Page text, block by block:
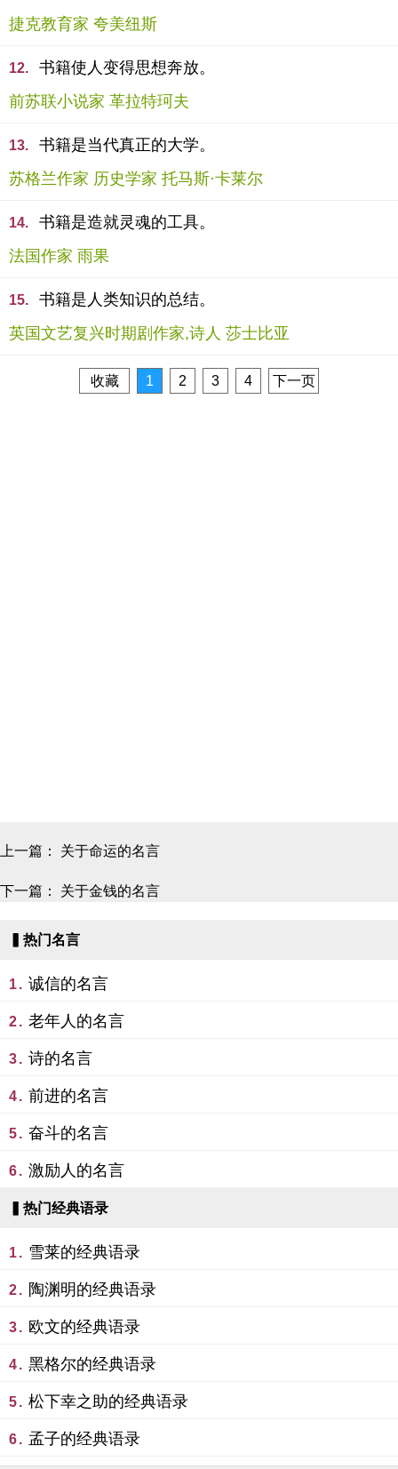
捷克教育家 夸美纽斯
12.
书籍使人变得思想奔放。
前苏联小说家 革拉特珂夫
13.
书籍是当代真正的大学。
苏格兰作家 历史学家 托马斯·卡莱尔
14.
书籍是造就灵魂的工具。
法国作家 雨果
15.
书籍是人类知识的总结。
英国文艺复兴时期剧作家,诗人 莎士比亚
收藏 1 2 3 4 下一页
上一篇： 关于命运的名言
下一篇： 关于金钱的名言
▍热门名言
1. 诚信的名言
2. 老年人的名言
3. 诗的名言
4. 前进的名言
5. 奋斗的名言
6. 激励人的名言
▍热门经典语录
1. 雪莱的经典语录
2. 陶渊明的经典语录
3. 欧文的经典语录
4. 黑格尔的经典语录
5. 松下幸之助的经典语录
6. 孟子的经典语录